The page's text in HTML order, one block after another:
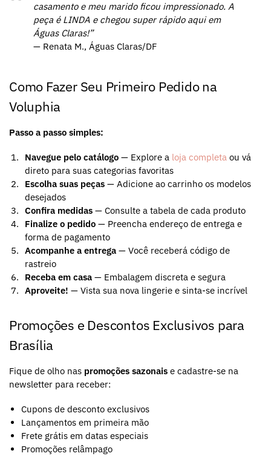
casamento e meu marido ficou impressionado. A
peça é LINDA e chegou super rápido aqui em
Águas Claras!”
— Renata M., Águas Claras/DF
Como Fazer Seu Primeiro Pedido na
Voluphia
Passo a passo simples:
Navegue pelo catálogo — Explore a loja completa ou vá
direto para suas categorias favoritas
Escolha suas peças — Adicione ao carrinho os modelos
desejados
Confira medidas — Consulte a tabela de cada produto
Finalize o pedido — Preencha endereço de entrega e
forma de pagamento
Acompanhe a entrega — Você receberá código de
rastreio
Receba em casa — Embalagem discreta e segura
Aproveite! — Vista sua nova lingerie e sinta-se incrível
Promoções e Descontos Exclusivos para
Brasília
Fique de olho nas promoções sazonais e cadastre-se na
newsletter para receber:
Cupons de desconto exclusivos
Lançamentos em primeira mão
Frete grátis em datas especiais
Promoções relâmpago